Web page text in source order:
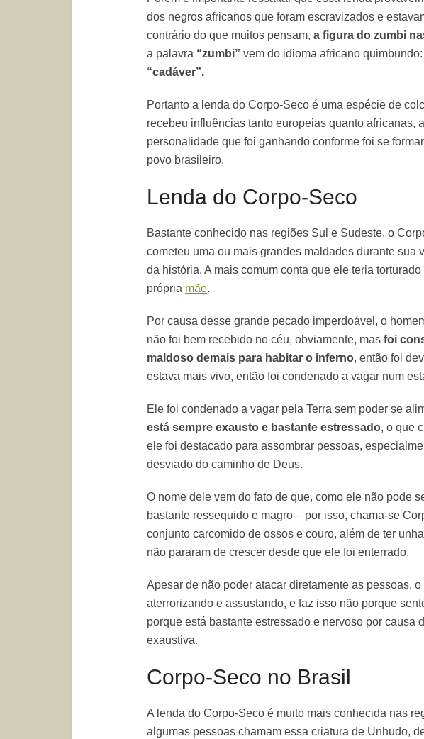
dos negros africanos que foram escravizados e
contrário do que muitos pensam, a figura do zumbi
a palavra “zumbi” vem do idioma africano quimbundo:
“cadáver”.
Portanto a lenda do Corpo-Seco é uma espécie de
recebeu influências tanto europeias quanto africanas,
personalidade que foi ganhando conforme foi se
povo brasileiro.
Lenda do Corpo-Seco
Bastante conhecido nas regiões Sul e Sudeste, o
cometeu uma ou mais grandes maldades durante sua
da história. A mais comum conta que ele teria
própria mãe.
Por causa desse grande pecado imperdoável, o
não foi bem recebido no céu, obviamente, mas foi
maldoso demais para habitar o inferno, então foi
estava mais vivo, então foi condenado a vagar num
Ele foi condenado a vagar pela Terra sem poder se
está sempre exausto e bastante estressado, o que
ele foi destacado para assombrar pessoas,
desviado do caminho de Deus.
O nome dele vem do fato de que, como ele não pode
bastante ressequido e magro – por isso, chama-se
conjunto carcomido de ossos e couro, além de ter
não pararam de crescer desde que ele foi enterrado.
Apesar de não poder atacar diretamente as pessoas,
aterrorizando e assustando, e faz isso não porque
porque está bastante estressado e nervoso por causa
exaustiva.
Corpo-Seco no Brasil
A lenda do Corpo-Seco é muito mais conhecida nas
algumas pessoas chamam essa criatura de Unhudo,